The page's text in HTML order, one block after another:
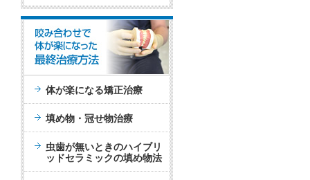
体が楽になる矯正治療
填め物・冠せ物治療
虫歯が無いときのハイブリ
ッドセラミックの填め物法